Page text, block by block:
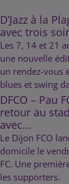
D’Jazz à la
avec trois
Les 7, 14 et 21
une nouvelle
un rendez-vous
blues et swing
DFCO – Pau
retour au
avec...
Le Dijon FCO
domicile le
FC. Une
les supporters.